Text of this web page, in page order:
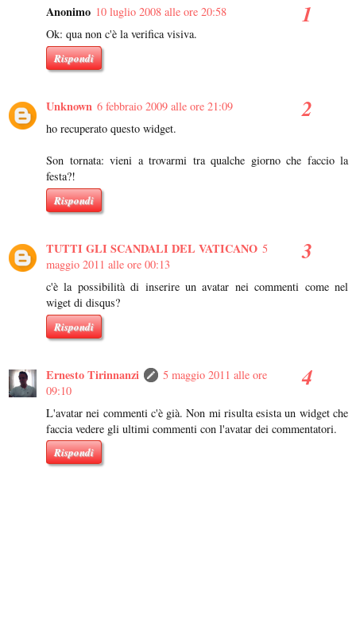
Anonimo 10 luglio 2008 alle ore 20:58
Ok: qua non c'è la verifica visiva.
Rispondi
Unknown 6 febbraio 2009 alle ore 21:09
ho recuperato questo widget.
Son tornata: vieni a trovarmi tra qualche giorno che faccio la
festa?!
Rispondi
TUTTI GLI SCANDALI DEL VATICANO 5
maggio 2011 alle ore 00:13
c'è la possibilità di inserire un avatar nei commenti come nel
wiget di disqus?
Rispondi
Ernesto Tirinnanzi
5 maggio 2011 alle ore
09:10
L'avatar nei commenti c'è già. Non mi risulta esista un widget che
faccia vedere gli ultimi commenti con l'avatar dei commentatori.
Rispondi